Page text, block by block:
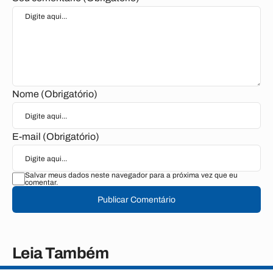
Nome (Obrigatório)
E-mail (Obrigatório)
Salvar meus dados neste navegador para a próxima vez que eu
comentar.
Publicar Comentário
Leia Também